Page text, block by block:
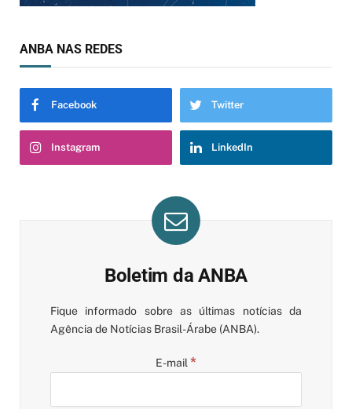
ANBA NAS REDES
Facebook Twitter
Instagram LinkedIn
Boletim da ANBA
Fique informado sobre as últimas notícias da
Agência de Notícias Brasil-Árabe (ANBA).
E-mail *